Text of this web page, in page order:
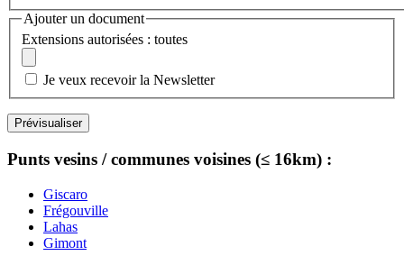
Ajouter un document
Extensions autorisées : toutes
Je veux recevoir la Newsletter
Punts vesins / communes voisines (≤ 16km) :
Giscaro
Frégouville
Lahas
Gimont